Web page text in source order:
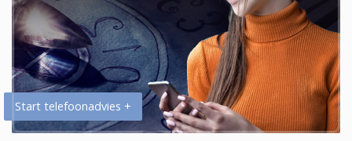
Start telefoonadvies +